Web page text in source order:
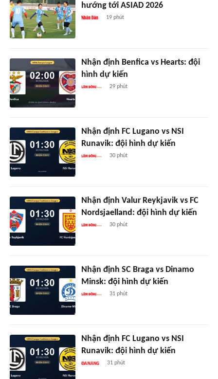
hướng tới ASIAD 2026
19 phút
Nhận định Benfica vs Hearts: đội
hình dự kiến
29 phút
Nhận định FC Lugano vs NSI
Runavik: đội hình dự kiến
30 phút
Nhận định Valur Reykjavik vs FC
Nordsjaelland: đội hình dự kiến
30 phút
Nhận định SC Braga vs Dinamo
Minsk: đội hình dự kiến
31 phút
Nhận định FC Lugano vs NSI
Runavik: đội hình dự kiến
31 phút